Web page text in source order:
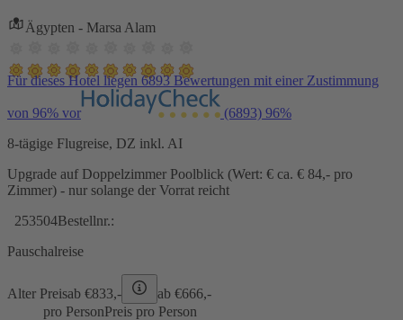
Ägypten - Marsa Alam
Für dieses Hotel liegen 6893 Bewertungen mit einer Zustimmung
von 96% vor (6893) 96%
8-tägige Flugreise, DZ inkl. AI
Upgrade auf Doppelzimmer Poolblick (Wert: € ca. € 84,- pro
Zimmer) - nur solange der Vorrat reicht
253504Bestellnr.:
Pauschalreise
Alter Preisab €833,- ab €666,-
pro PersonPreis pro Person